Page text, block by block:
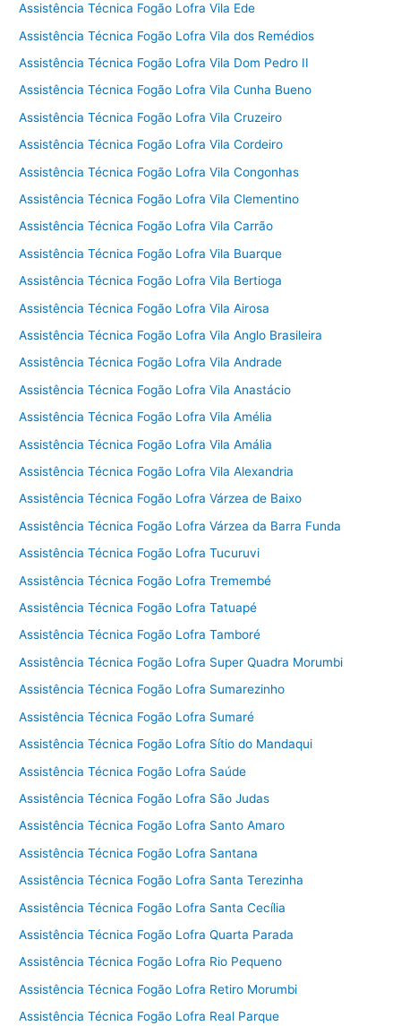
Assistência Técnica Fogão Lofra Vila Ede
Assistência Técnica Fogão Lofra Vila dos Remédios
Assistência Técnica Fogão Lofra Vila Dom Pedro II
Assistência Técnica Fogão Lofra Vila Cunha Bueno
Assistência Técnica Fogão Lofra Vila Cruzeiro
Assistência Técnica Fogão Lofra Vila Cordeiro
Assistência Técnica Fogão Lofra Vila Congonhas
Assistência Técnica Fogão Lofra Vila Clementino
Assistência Técnica Fogão Lofra Vila Carrão
Assistência Técnica Fogão Lofra Vila Buarque
Assistência Técnica Fogão Lofra Vila Bertioga
Assistência Técnica Fogão Lofra Vila Airosa
Assistência Técnica Fogão Lofra Vila Anglo Brasileira
Assistência Técnica Fogão Lofra Vila Andrade
Assistência Técnica Fogão Lofra Vila Anastácio
Assistência Técnica Fogão Lofra Vila Amélia
Assistência Técnica Fogão Lofra Vila Amália
Assistência Técnica Fogão Lofra Vila Alexandria
Assistência Técnica Fogão Lofra Várzea de Baixo
Assistência Técnica Fogão Lofra Várzea da Barra Funda
Assistência Técnica Fogão Lofra Tucuruvi
Assistência Técnica Fogão Lofra Tremembé
Assistência Técnica Fogão Lofra Tatuapé
Assistência Técnica Fogão Lofra Tamboré
Assistência Técnica Fogão Lofra Super Quadra Morumbi
Assistência Técnica Fogão Lofra Sumarezinho
Assistência Técnica Fogão Lofra Sumaré
Assistência Técnica Fogão Lofra Sítio do Mandaqui
Assistência Técnica Fogão Lofra Saúde
Assistência Técnica Fogão Lofra São Judas
Assistência Técnica Fogão Lofra Santo Amaro
Assistência Técnica Fogão Lofra Santana
Assistência Técnica Fogão Lofra Santa Terezinha
Assistência Técnica Fogão Lofra Santa Cecília
Assistência Técnica Fogão Lofra Quarta Parada
Assistência Técnica Fogão Lofra Rio Pequeno
Assistência Técnica Fogão Lofra Retiro Morumbi
Assistência Técnica Fogão Lofra Real Parque